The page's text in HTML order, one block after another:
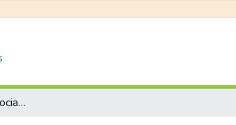
L'Impact des réseaux sociaux sur la notoriété de la marque Etude de cas : IFRI